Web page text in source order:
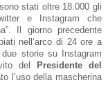
stati oltre 18.000 gli
e Instagram che
Il giorno precedente
nell’arco di 24 ore a
storie su Instagram
del
Presidente del
l’uso della mascherina